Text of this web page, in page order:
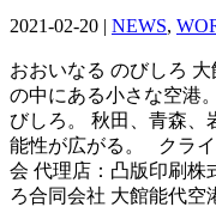
2021-02-20 | NEWS,
おおいなる のびしろ
の中にある小さな空港
びしろ。 秋田、青森、
能性が広がる。 クラ
会 代理店：凸版印刷
ろ合同会社 大館能代空